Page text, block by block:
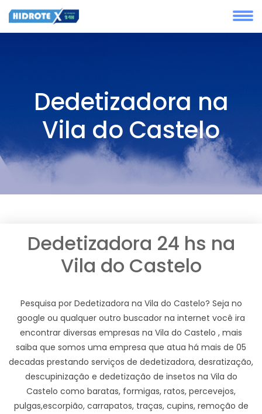
Dedetizadora na
Vila do Castelo
Dedetizadora 24 hs na
Vila do Castelo
Pesquisa por Dedetizadora na Vila do Castelo? Seja no
google ou qualquer outro buscador na internet você ira
encontrar diversas empresas na Vila do Castelo , mais
saiba que somos uma empresa que atua há mais de 05
decadas prestando serviços de dedetizadora, desratização,
descupinização e dedetização de insetos na Vila do
Castelo como baratas, formigas, ratos, percevejos,
pulgas,escorpião, carrapatos, traças, cupins, remoção de